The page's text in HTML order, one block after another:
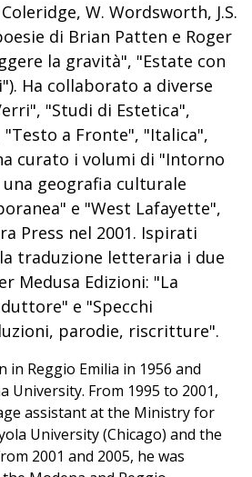
W. Wordsworth, J.S.
di Brian Patten e Roger
la gravità", "Estate con
Ha collaborato a diverse
"Studi di Estetica",
a Fronte", "Italica",
curato i volumi di "Intorno
una geografia culturale
e "West Lafayette",
Press nel 2001. Ispirati
traduzione letteraria i due
Medusa Edizioni: "La
e "Specchi
parodie, riscritture".
in Reggio Emilia in 1956 and
University. From 1995 to 2001,
assistant at the Ministry for
University (Chicago) and the
2001 and 2005, he was